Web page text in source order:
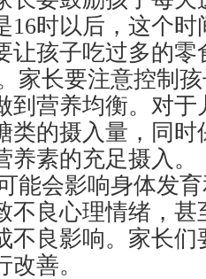
16时以后，这个
让孩子吃过多的零
长要注意控制孩
到营养均衡。对
类的摄入量，同时
素的充足摄入。
会影响身体发育
不良心理情绪，甚
不良影响。家长们
善。